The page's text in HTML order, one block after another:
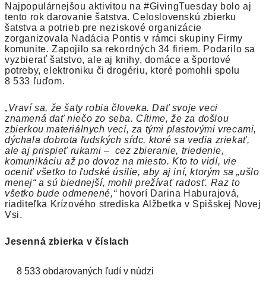
Najpopulárnejšou aktivitou na #GivingTuesday bolo aj
tento rok darovanie šatstva. Celoslovenskú zbierku
šatstva a potrieb pre neziskové organizácie
zorganizovala Nadácia Pontis v rámci skupiny Firmy
komunite. Zapojilo sa rekordných 34 firiem. Podarilo sa
vyzbierať šatstvo, ale aj knihy, domáce a športové
potreby, elektroniku či drogériu, ktoré pomohli spolu
8 533 ľuďom.
„Vraví sa, že šaty robia človeka. Dať svoje veci
znamená dať niečo zo seba. Cítime, že za došlou
zbierkou materiálnych vecí, za tými plastovými vrecami,
dýchala dobrota ľudských sŕdc, ktoré sa vedia zriekať,
ale aj prispieť rukami – cez zbieranie, triedenie,
komunikáciu až po dovoz na miesto. Kto to vidí, vie
oceniť všetko to ľudské úsilie, aby aj iní, ktorým sa „ušlo
menej“ a sú biednejší, mohli prežívať radosť. Raz to
všetko bude odmenené,“hovorí Darina Haburajová,
riaditeľka Krízového strediska Alžbetka v Spišskej Novej
Vsi.
Jesenná zbierka v číslach
8 533 obdarovaných ľudí v núdzi